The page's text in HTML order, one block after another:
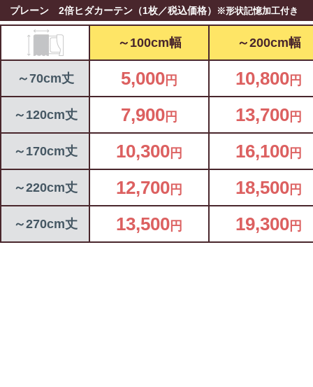
プレーン 2倍ヒダカーテン（1枚／税込価格） ※形状記憶加工付き
～100cm幅 ～200cm幅
～70cm丈 5,000 円 10,800 円
～120cm丈 7,900 円 13,700 円
～170cm丈 10,300 円 16,100 円
～220cm丈 12,700 円 18,500 円
～270cm丈 13,500 円 19,300 円